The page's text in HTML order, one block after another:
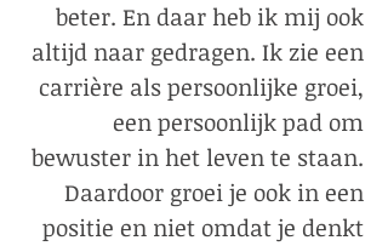
beter. En daar heb ik mij ook
altijd naar gedragen. Ik zie een
carrière als persoonlijke groei,
een persoonlijk pad om
bewuster in het leven te staan.
Daardoor groei je ook in een
positie en niet omdat je denkt